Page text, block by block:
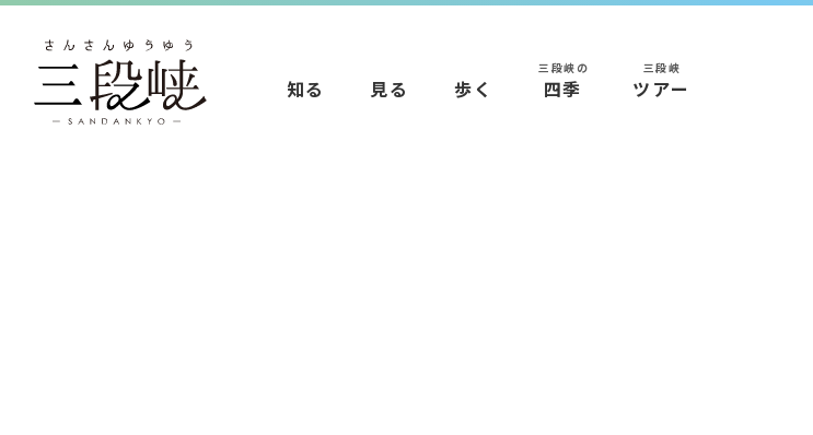
知る 見る 歩く
三段峡の
四季
三段峡
ツアー